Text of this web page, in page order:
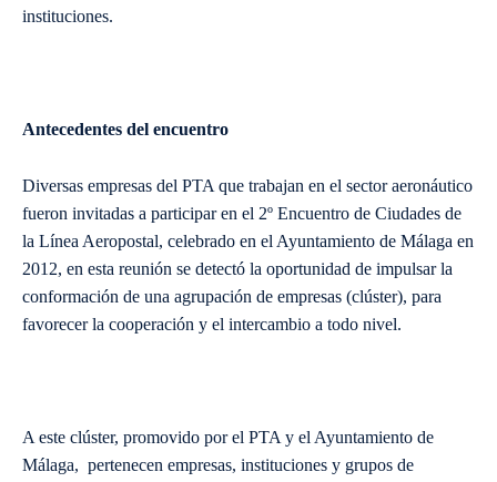
instituciones.
Antecedentes del encuentro
Diversas empresas del PTA que trabajan en el sector aeronáutico
fueron invitadas a participar en el 2º Encuentro de Ciudades de
la Línea Aeropostal, celebrado en el Ayuntamiento de Málaga en
2012, en esta reunión se detectó la oportunidad de impulsar la
conformación de una agrupación de empresas (clúster), para
favorecer la cooperación y el intercambio a todo nivel.
A este clúster, promovido por el PTA y el Ayuntamiento de
Málaga, pertenecen empresas, instituciones y grupos de